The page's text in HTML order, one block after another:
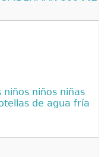
niños niñas
de agua fría